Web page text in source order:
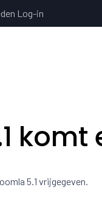
Log-in
komt
5.1 vrijgegeven.